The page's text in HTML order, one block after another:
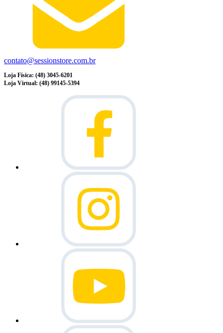
contato@sessionstore.com.br
Loja Física: (48) 3045-6201
Loja Virtual: (48) 99145-5394